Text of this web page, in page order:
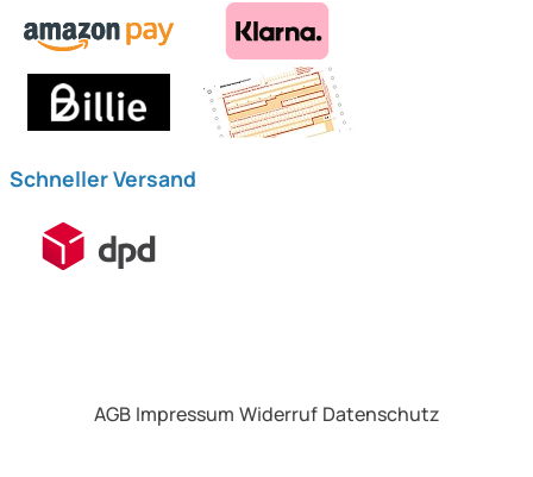
Schneller Versand
AGB Impressum Widerruf Datenschutz